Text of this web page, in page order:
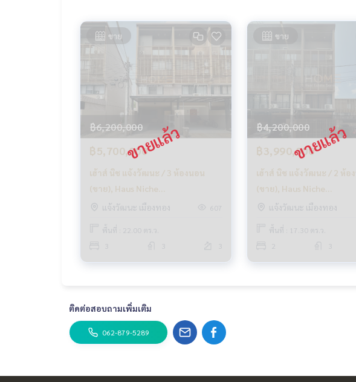
HOME - REAL ESTATE SERVICES
📞 062-879-5289
LINE: @homethailand
#HOMEREALESTATESERVICES
#นายหน้าที่จริงใจ #รับฝากขายอสังหา
#HausNicheChaengwattana #ทาวน์โฮมแจ้งวัฒนะ
#MRTสายสีชมพู #บ้านพร้อมผู้เช่า
ขาย
฿6,200,000
฿5,700,000
เฮ้าส์ นิช แจ้งวัฒนะ / 3 ห้องนอน
(ขาย), Haus Niche
Chaengwattana / 3 Bedrooms
แจ้งวัฒนะ เมืองทอง 607
พื้นที่ : 22.00 ตร.ว.
ขาย
฿4,200,000
฿3,990,000
เฮ้าส์ นิช แจ้งวัฒนะ / 2 ห้อ
(ขาย), Haus Niche
Chaengwattana / 2
แจ้งวัฒนะ เมืองทอง
พื้นที่ : 17.30 ตร.ว.
ติดต่อสอบถามเพิ่มเติม
062-879-5289